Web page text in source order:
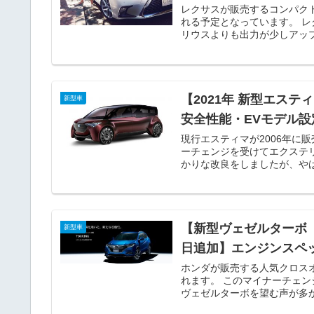
レクサスが販売するコンパ
れる予定となっています。
リウスよりも出力が少しア
新型車
【2021年 新型エステ
安全性能・EVモデル
現行エスティマが2006年に
ーチェンジを受けてエクステ
かりな改良をしましたが、や
新型車
【新型ヴェゼルター
日追加】エンジンスペ
ホンダが販売する人気クロス
れます。 このマイナーチェ
ヴェゼルターボを望む声が多